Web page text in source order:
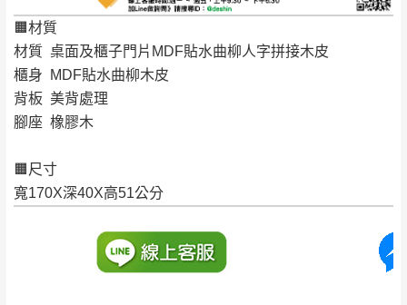
🟧材質
材質 桌面及櫃子門片MDF貼水曲柳人字拼接木皮
櫃身 MDF貼水曲柳木皮
背板 美背處理
腳座 橡膠木
🟧尺寸
寬170X深40X高51公分
暫無配送地區 ： 彰化、南投、雲林、嘉義、台南、高
雄、屏東、宜蘭、 花蓮、台東、金門、馬祖、澎湖地區
（可於LINE線上詢問 →
加收說明
是全新狀態且完整包裝，床墊、床包、枕頭
包裝、廠商紙及所有附隨文件或資料之完整
性)，若未依照上述方式處理，恕無法接受退
貨。
由於透過電腦螢幕選購商品，可能會因個人
退換貨，需自付來回運費及人資成本
訂購前請確認商品尺寸，大型物件因為人工
丈量，難免會有些許誤差值(約正負0.5CM)